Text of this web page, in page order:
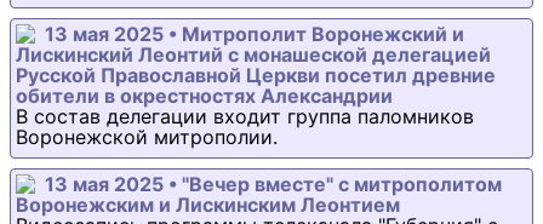
13 мая 2025 • Митрополит Воронежский и
Лискинский Леонтий с монашеской делегацией
Русской Православной Церкви посетил древние
обители в окрестностях Александрии
В состав делегации входит группа паломников
Воронежской митрополии.
13 мая 2025 • "Вечер вместе" с митрополитом
Воронежским и Лискинским Леонтием